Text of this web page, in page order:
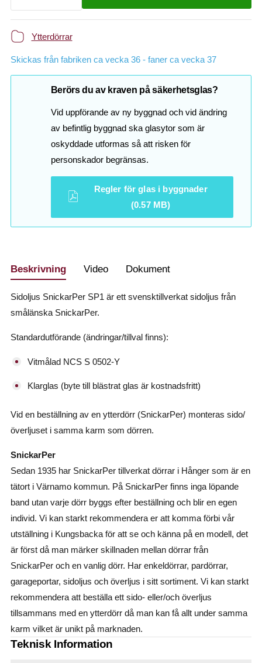
Ytterdörrar
Skickas från fabriken ca vecka 36 - faner ca vecka 37
Berörs du av kraven på säkerhetsglas?
Vid uppförande av ny byggnad och vid ändring
av befintlig byggnad ska glasytor som är
oskyddade utformas så att risken för
personskador begränsas.
Regler för glas i byggnader
(0.57 MB)
Beskrivning Video Dokument
Sidoljus SnickarPer SP1 är ett svensktillverkat sidoljus från
smålänska SnickarPer.
Standardutförande (ändringar/tillval finns):
Vitmålad NCS S 0502-Y
Klarglas (byte till blästrat glas är kostnadsfritt)
Vid en beställning av en ytterdörr (SnickarPer) monteras sido/
överljuset i samma karm som dörren.
SnickarPer
Sedan 1935 har SnickarPer tillverkat dörrar i Hånger som är en
tätort i Värnamo kommun. På SnickarPer finns inga löpande
band utan varje dörr byggs efter beställning och blir en egen
individ. Vi kan starkt rekommendera er att komma förbi vår
utställning i Kungsbacka för att se och känna på en modell, det
är först då man märker skillnaden mellan dörrar från
SnickarPer och en vanlig dörr. Har enkeldörrar, pardörrar,
garageportar, sidoljus och överljus i sitt sortiment. Vi kan starkt
rekommendera att beställa ett sido- eller/och överljus
tillsammans med en ytterdörr då man kan få allt under samma
karm vilket är unikt på marknaden.
Teknisk Information